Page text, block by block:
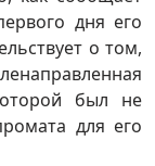
дня его
о том,
был не
для его